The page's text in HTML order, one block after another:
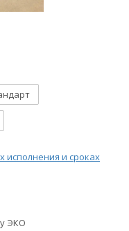
исполнения и сроках
ЭКО